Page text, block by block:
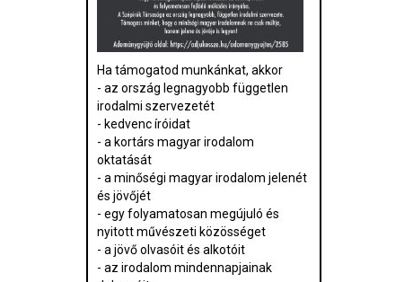
Ha támogatod munkánkat, akkor
- az ország legnagyobb független
irodalmi szervezetét
- kedvenc íróidat
- a kortárs magyar irodalom
oktatását
- a minőségi magyar irodalom jelenét
és jövőjét
- egy folyamatosan megújuló és
nyitott művészeti közösséget
- a jövő olvasóit és alkotóit
- az irodalom mindennapjainak